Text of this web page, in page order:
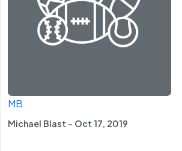
MB
Michael Blast - Oct 17, 2019